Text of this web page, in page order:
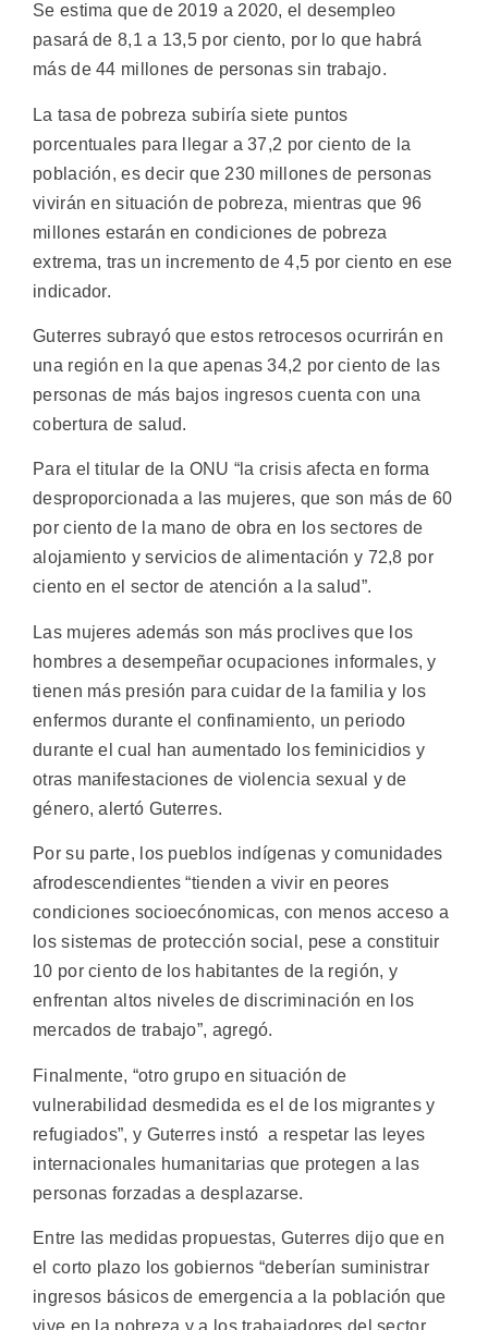
Se estima que de 2019 a 2020, el desempleo
pasará de 8,1 a 13,5 por ciento, por lo que habrá
más de 44 millones de personas sin trabajo.
La tasa de pobreza subiría siete puntos
porcentuales para llegar a 37,2 por ciento de la
población, es decir que 230 millones de personas
vivirán en situación de pobreza, mientras que 96
millones estarán en condiciones de pobreza
extrema, tras un incremento de 4,5 por ciento en ese
indicador.
Guterres subrayó que estos retrocesos ocurrirán en
una región en la que apenas 34,2 por ciento de las
personas de más bajos ingresos cuenta con una
cobertura de salud.
Para el titular de la ONU “la crisis afecta en forma
desproporcionada a las mujeres, que son más de 60
por ciento de la mano de obra en los sectores de
alojamiento y servicios de alimentación y 72,8 por
ciento en el sector de atención a la salud”.
Las mujeres además son más proclives que los
hombres a desempeñar ocupaciones informales, y
tienen más presión para cuidar de la familia y los
enfermos durante el confinamiento, un periodo
durante el cual han aumentado los feminicidios y
otras manifestaciones de violencia sexual y de
género, alertó Guterres.
Por su parte, los pueblos indígenas y comunidades
afrodescendientes “tienden a vivir en peores
condiciones socioecónomicas, con menos acceso a
los sistemas de protección social, pese a constituir
10 por ciento de los habitantes de la región, y
enfrentan altos niveles de discriminación en los
mercados de trabajo”, agregó.
Finalmente, “otro grupo en situación de
vulnerabilidad desmedida es el de los migrantes y
refugiados”, y Guterres instó a respetar las leyes
internacionales humanitarias que protegen a las
personas forzadas a desplazarse.
Entre las medidas propuestas, Guterres dijo que en
el corto plazo los gobiernos “deberían suministrar
ingresos básicos de emergencia a la población que
vive en la pobreza y a los trabajadores del sector